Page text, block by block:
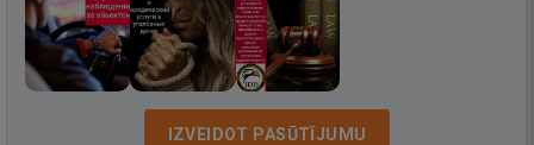
IZVEIDOT PASŪTĪJUMU